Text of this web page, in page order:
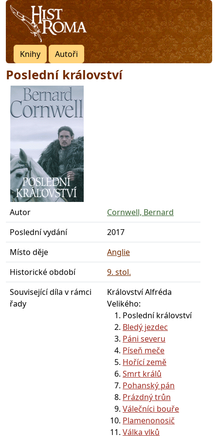
Knihy Autoři
Poslední království
Autor
Cornwell, Bernard
Poslední vydání
2017
Místo děje
Anglie
Historické období
9. stol.
Související díla v rámci
řady
Království Alfréda
Velikého:
Poslední království
Bledý jezdec
Páni severu
Píseň meče
Hořící země
Smrt králů
Pohanský pán
Prázdný trůn
Válečníci bouře
Plamenonosič
Válka vlků